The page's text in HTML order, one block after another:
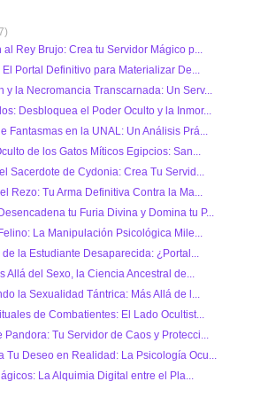
al Rey Brujo: Crea tu Servidor Mágico p...
El Portal Definitivo para Materializar De...
y la Necromancia Transcarnada: Un Serv...
Desbloquea el Poder Oculto y la Inmor...
Fantasmas en la UNAL: Un Análisis Prá...
de los Gatos Míticos Egipcios: San...
Sacerdote de Cydonia: Crea Tu Servid...
Rezo: Tu Arma Definitiva Contra la Ma...
tu Furia Divina y Domina tu P...
La Manipulación Psicológica Mile...
de la Estudiante Desaparecida: ¿Portal...
Allá del Sexo, la Ciencia Ancestral de...
la Sexualidad Tántrica: Más Allá de l...
de Combatientes: El Lado Ocultist...
Pandora: Tu Servidor de Caos y Protecci...
Tu Deseo en Realidad: La Psicología Ocu...
La Alquimia Digital entre el Pla...